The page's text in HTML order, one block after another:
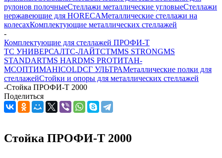
рулонов полочныеСтеллажи металлические угловыеСтеллажи
нержавеющие для HORECAМеталлические стеллажи на
колесахКомплектующие металлических стеллажей
-
Комплектующие для стеллажей ПРОФИ-Т
ТС УНИВЕРСАЛТС-ЛАЙТСТМMS STRONGMS
STANDARTMS HARDMS PROТИТАН-
МСОПТИМАHICOLDСГ УЛЬТРАМеталлические полки для
стеллажейСтойки и опоры для металлических стеллажей
-Стойка ПРОФИ-Т 2000
Поделиться
Стойка ПРОФИ-Т 2000